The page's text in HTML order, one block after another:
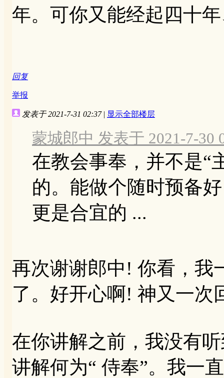
年。可你又能经起四十
回复
举报
发表于 2021-7-31 02:37 | 显示全部楼层
蒙城郎中 发表于 2021-7-30
在教会事奉，并不是“
的。能做个随时预备
更是合宜的 ...
再次谢谢郎中! 你看，我
了。好开心啊! 神又一次
在你讲解之前，我没有
讲解何为“ 侍奉”。我一